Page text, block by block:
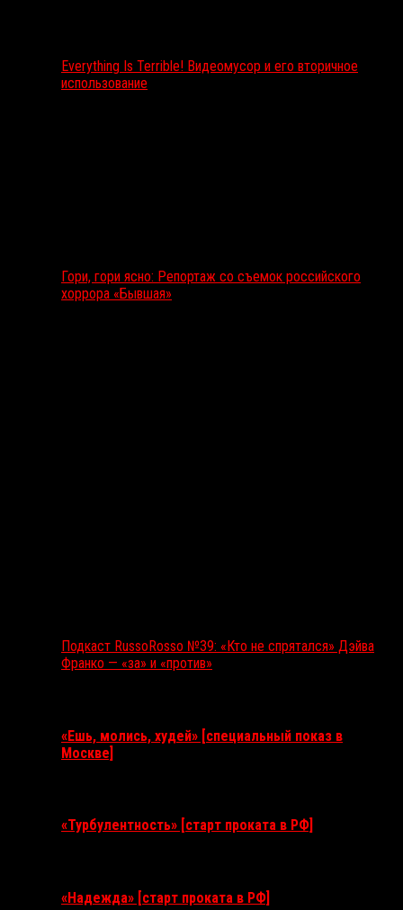
Everything Is Terrible! Видеомусор и его вторичное
использование
Гори, гори ясно: Репортаж со съемок российского
хоррора «Бывшая»
Подкаст RussoRosso №39: «Кто не спрятался» Дэйва
Франко — «за» и «против»
«Ешь, молись, худей» [специальный показ в
Москве]
«Турбулентность» [старт проката в РФ]
«Надежда» [старт проката в РФ]